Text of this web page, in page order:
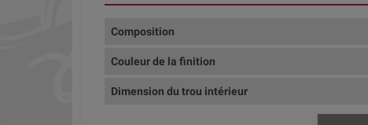
Composition
Couleur de la finition
Dimension du trou intérieur